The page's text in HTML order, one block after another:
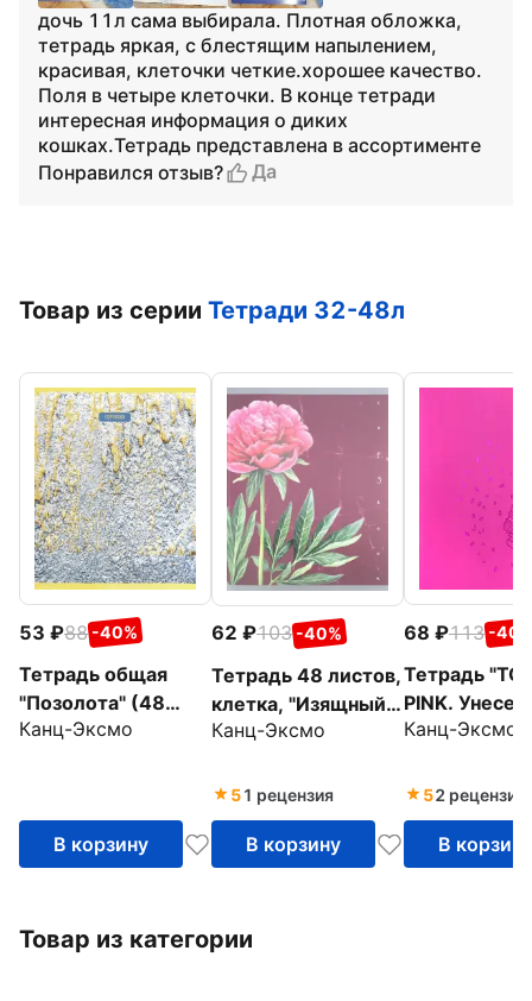
дочь 11л сама выбирала. Плотная обложка,
тетрадь яркая, с блестящим напылением,
красивая, клеточки четкие.хорошее качество.
Поля в четыре клеточки. В конце тетради
интересная информация о диких
кошках.Тетрадь представлена в ассортименте
Понравился отзыв?
Да
Товар из серии Тетради 32-48л
53 88 -40%
Тетрадь общая
"Позолота" (48
листов, А5, клетка,
Канц-Эксмо
В корзину
62 103 -40%
Тетрадь 48 листов,
клетка, "Изящный
гербарий", в
(ТКФЛ485743)
Канц-Эксмо
51 рецензия
В корзину
68 113 -
Тетрадь
PINK.
ветром
клетка)
Канц-Эксмо
52 рецензии
В корзину
Товар из категории